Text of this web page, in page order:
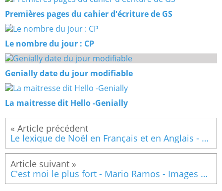
Premières pages du cahier d'écriture de GS
Le nombre du jour : CP
Genially date du jour modifiable
La maitresse dit Hello -Genially
Le lexique de Noël en Français et en Anglais - BookCreator
C'est moi le plus fort - Mario Ramos - Images mentales du lexique